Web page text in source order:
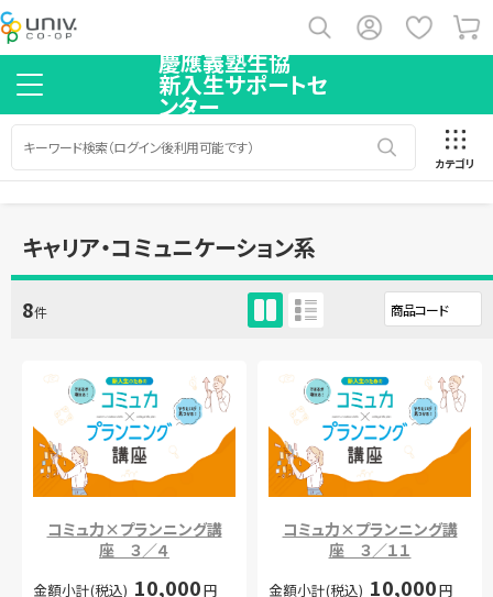
慶應義塾生協
新入生サポートセ
ンター
カテゴリ
キャリア・コミュニケーション系
8件
コミュ力×プランニング講
座 ３／４
金額小計(税込) 10,000円
コミュ力×プランニング講
座 ３／１１
金額小計(税込) 10,000円